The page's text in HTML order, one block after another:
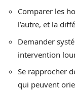
Comparer les
l’autre, et la
Demander
intervention
Se rapprocher
qui peuvent